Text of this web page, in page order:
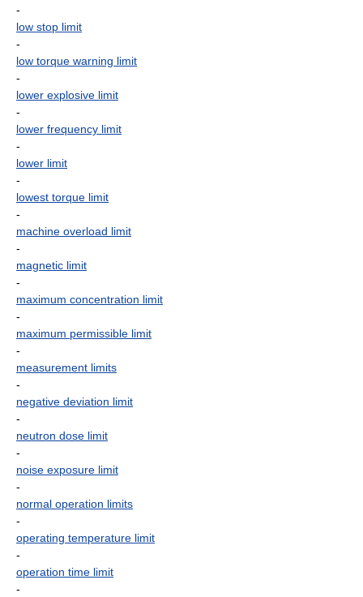
-
low stop limit
-
low torque warning limit
-
lower explosive limit
-
lower frequency limit
-
lower limit
-
lowest torque limit
-
machine overload limit
-
magnetic limit
-
maximum concentration limit
-
maximum permissible limit
-
measurement limits
-
negative deviation limit
-
neutron dose limit
-
noise exposure limit
-
normal operation limits
-
operating temperature limit
-
operation time limit
-